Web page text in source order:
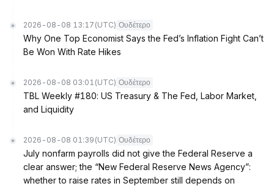
2026-08-08 13:17 (UTC) Ουδέτερο
Why One Top Economist Says the Fed’s Inflation Fight Can’t
Be Won With Rate Hikes
2026-08-08 03:01 (UTC) Ουδέτερο
TBL Weekly #180: US Treasury & The Fed, Labor Market,
and Liquidity
2026-08-08 01:39 (UTC) Ουδέτερο
July nonfarm payrolls did not give the Federal Reserve a
clear answer; the “New Federal Reserve News Agency”:
whether to raise rates in September still depends on